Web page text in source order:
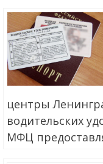
центры
водительских
МФЦ